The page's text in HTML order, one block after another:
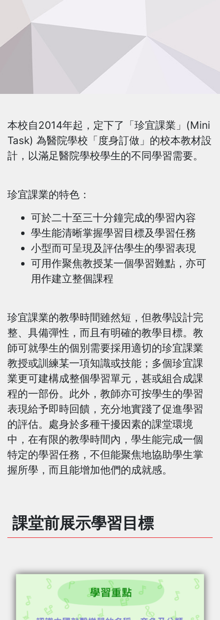
本校自2014年起，定下了「珍宜課業」(Mini
Task) 為醫院學校「度身訂做」的校本教材設
計，以滿足醫院學校學生的不同學習需要。
珍宜課業的特色：
可於二十至三十分鐘完成的學習內容
學生能清晰掌握學習目標及學習任務
小型而可呈現及評估學生的學習表現
可用作聚焦教授某一個學習難點，亦可
用作建立整個課程
珍宜課業的教學時間雖然短，但教學設計完
整、具備彈性，而且有明確的教學目標。教
師可就學生的個別需要採用適切的珍宜課業
教授或訓練某一項知識或技能；多個珍宜課
業更可建構成整個學習單元，甚或組合成課
程的一部份。此外，教師亦可按學生的學習
表現給予即時回饋，充分地實踐了促進學習
的評估。處身於多種干擾因素的課堂環境
中，在有限的教學時間內，學生能完成一個
特定的學習任務，不但能聚焦地協助學生掌
握所學，而且能增加他們的成就感。
課堂前展示學習目標